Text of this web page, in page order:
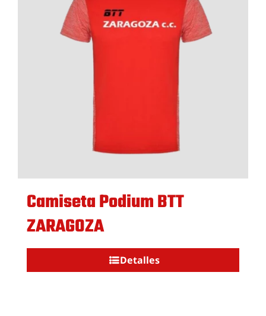
Camiseta Podium BTT
ZARAGOZA
Detalles